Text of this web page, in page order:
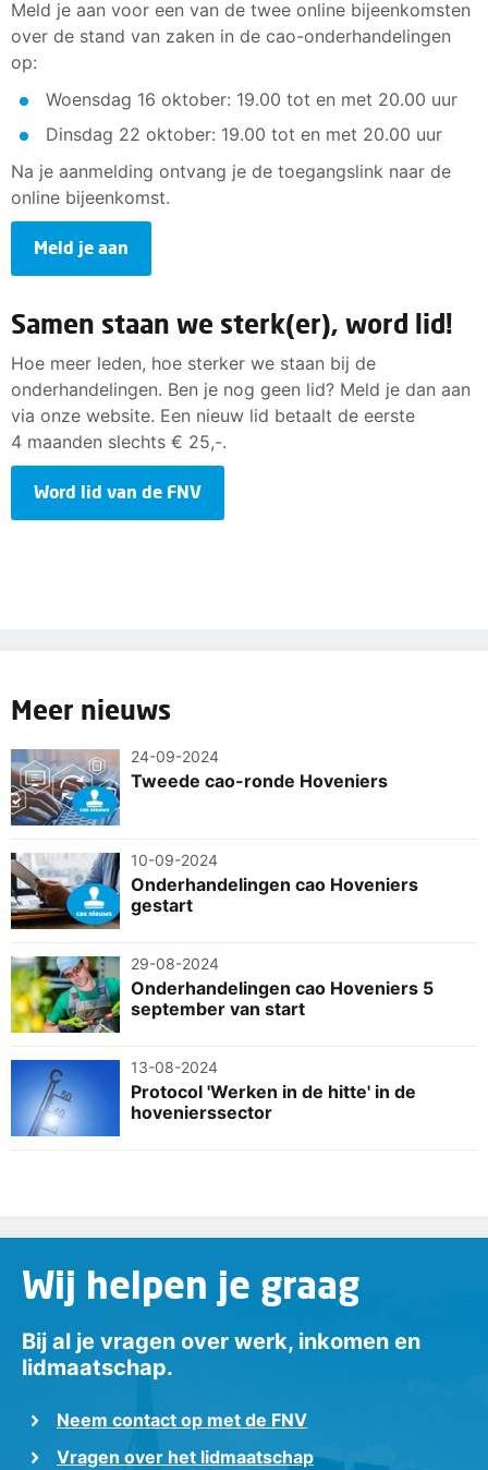
Meld je aan voor een van de twee online bijeenkomsten
over de stand van zaken in de cao-onderhandelingen
op:
Woensdag 16 oktober: 19.00 tot en met 20.00 uur
Dinsdag 22 oktober: 19.00 tot en met 20.00 uur
Na je aanmelding ontvang je de toegangslink naar de
online bijeenkomst.
Meld je aan
Samen staan we sterk(er), word lid!
Hoe meer leden, hoe sterker we staan bij de
onderhandelingen. Ben je nog geen lid? Meld je dan aan
via onze website. Een nieuw lid betaalt de eerste
4 maanden slechts € 25,-.
Word lid van de FNV
Meer nieuws
24-09-2024
Tweede cao-ronde Hoveniers
10-09-2024
Onderhandelingen cao Hoveniers
gestart
29-08-2024
Onderhandelingen cao Hoveniers 5
september van start
13-08-2024
Protocol 'Werken in de hitte' in de
hovenierssector
Wij helpen je graag
Bij al je vragen over werk, inkomen en
lidmaatschap.
Neem contact op met de FNV
Vragen over het lidmaatschap